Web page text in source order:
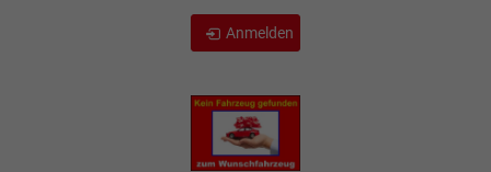
Anmelden